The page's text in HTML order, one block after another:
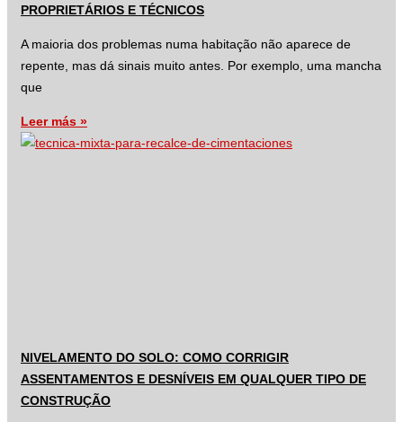
PROPRIETÁRIOS E TÉCNICOS
A maioria dos problemas numa habitação não aparece de
repente, mas dá sinais muito antes. Por exemplo, uma mancha
que
Leer más »
NIVELAMENTO DO SOLO: COMO CORRIGIR
ASSENTAMENTOS E DESNÍVEIS EM QUALQUER TIPO DE
CONSTRUÇÃO